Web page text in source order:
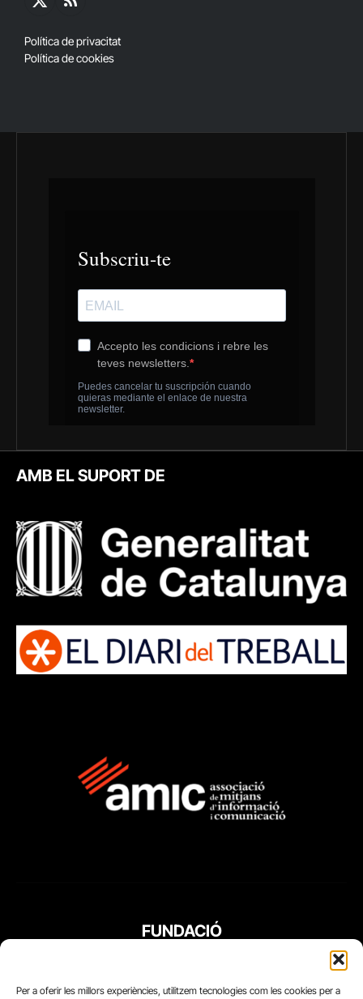
Per a oferir les millors experiències, utilitzem tecnologies com les cookies per a
X
RSS
Política de privacitat
Política de cookies
AMB EL SUPORT DE
FUNDACIÓ